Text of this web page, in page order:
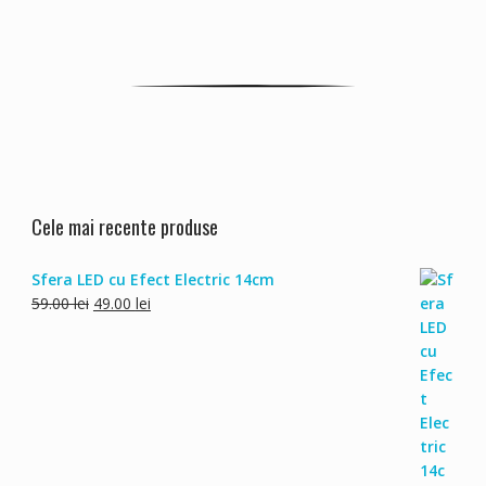
Cele mai recente produse
Sfera LED cu Efect Electric 14cm
59.00lei Prețul
49.00 leiPrețul